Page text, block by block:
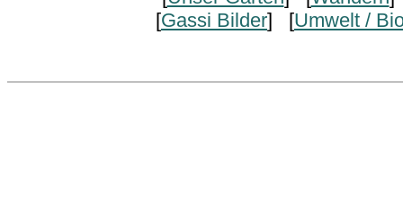
[Gassi Bilder] [Umwelt /